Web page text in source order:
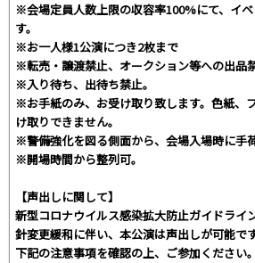
※会場定員人数上限の収容率100%にて、イ
す。
※お一人様1公演につき2枚まで
※転売・譲渡禁止、オークション等への出品禁
※入り待ち、出待ち禁止。
※お手紙のみ、お受け取り致します。色紙、
け取りできません。
※警備強化を図る側面から、会場入場時に手
※開場時間から整列可。
【声出しに関して】
新型コロナウイルス感染拡大防止ガイドライ
針変更緩和に伴い、本公演は声出しが可能です
下記の注意事項を確認の上、ご参加ください。